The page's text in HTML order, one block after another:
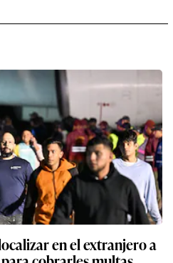
en el extranjero a